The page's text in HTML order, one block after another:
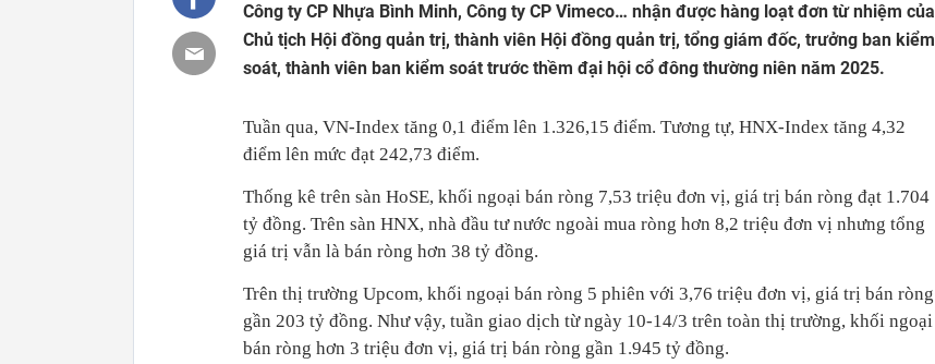
Công ty CP Nhựa Bình Minh, Công ty CP Vimeco… nhận được hàng loạt đơn từ nhiệm của
Chủ tịch Hội đồng quản trị, thành viên Hội đồng quản trị, tổng giám đốc, trưởng ban kiểm
soát, thành viên ban kiểm soát trước thềm đại hội cổ đông thường niên năm 2025.
Tuần qua, VN-Index tăng 0,1 điểm lên 1.326,15 điểm. Tương tự, HNX-Index tăng 4,32
điểm lên mức đạt 242,73 điểm.
Thống kê trên sàn HoSE, khối ngoại bán ròng 7,53 triệu đơn vị, giá trị bán ròng đạt 1.704
tỷ đồng. Trên sàn HNX, nhà đầu tư nước ngoài mua ròng hơn 8,2 triệu đơn vị nhưng tổng
giá trị vẫn là bán ròng hơn 38 tỷ đồng.
Trên thị trường Upcom, khối ngoại bán ròng 5 phiên với 3,76 triệu đơn vị, giá trị bán ròng
gần 203 tỷ đồng. Như vậy, tuần giao dịch từ ngày 10-14/3 trên toàn thị trường, khối ngoại
bán ròng hơn 3 triệu đơn vị, giá trị bán ròng gần 1.945 tỷ đồng.